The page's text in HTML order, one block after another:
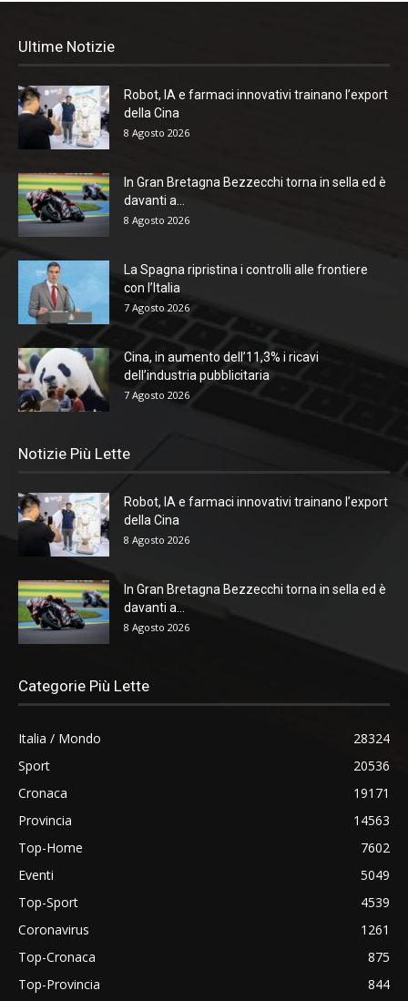
Ultime Notizie
Robot, IA e farmaci innovativi trainano l’export
della Cina
8 Agosto 2026
In Gran Bretagna Bezzecchi torna in sella ed è
davanti a...
8 Agosto 2026
La Spagna ripristina i controlli alle frontiere
con l’Italia
7 Agosto 2026
Cina, in aumento dell’11,3% i ricavi
dell’industria pubblicitaria
7 Agosto 2026
Notizie Più Lette
Robot, IA e farmaci innovativi trainano l’export
della Cina
8 Agosto 2026
In Gran Bretagna Bezzecchi torna in sella ed è
davanti a...
8 Agosto 2026
Categorie Più Lette
Italia / Mondo
28324
Sport
20536
Cronaca
19171
Provincia
14563
Top-Home
7602
Eventi
5049
Top-Sport
4539
Coronavirus
1261
Top-Cronaca
875
Top-Provincia
844